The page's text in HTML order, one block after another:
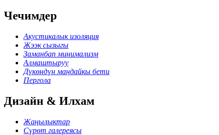
Чечимдер
Акустикалык изоляция
Жээк сызыгы
Заманбап минимализм
Алмаштыруу
Дүкөндүн маңдайкы бети
Пергола
Дизайн & Илхам
Жаңылыктар
Сүрөт галереясы